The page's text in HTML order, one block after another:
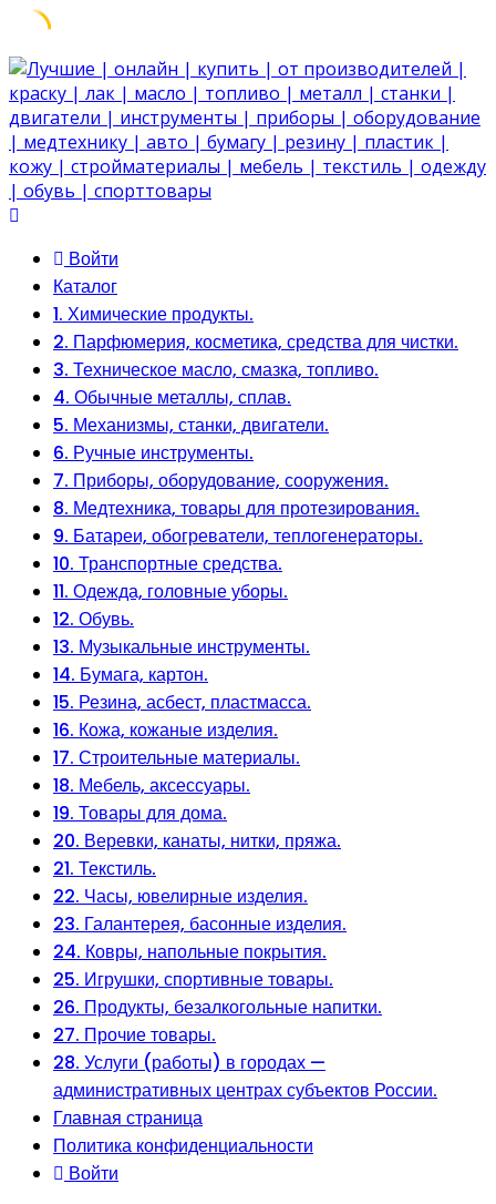
Skip
to
content
Войти
Каталог
1. Химические продукты.
2. Парфюмерия, косметика, средства для чистки.
3. Техническое масло, смазка, топливо.
4. Обычные металлы, сплав.
5. Механизмы, станки, двигатели.
6. Ручные инструменты.
7. Приборы, оборудование, сооружения.
8. Медтехника, товары для протезирования.
9. Батареи, обогреватели, теплогенераторы.
10. Транспортные средства.
11. Одежда, головные уборы.
12. Обувь.
13. Музыкальные инструменты.
14. Бумага, картон.
15. Резина, асбест, пластмасса.
16. Кожа, кожаные изделия.
17. Строительные материалы.
18. Мебель, аксессуары.
19. Товары для дома.
20. Веревки, канаты, нитки, пряжа.
21. Текстиль.
22. Часы, ювелирные изделия.
23. Галантерея, басонные изделия.
24. Ковры, напольные покрытия.
25. Игрушки, спортивные товары.
26. Продукты, безалкогольные напитки.
27. Прочие товары.
28. Услуги (работы) в городах —
административных центрах субъектов России.
Главная страница
Политика конфиденциальности
Войти